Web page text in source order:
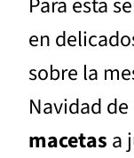
en
sobre la
Navidad
macetas a